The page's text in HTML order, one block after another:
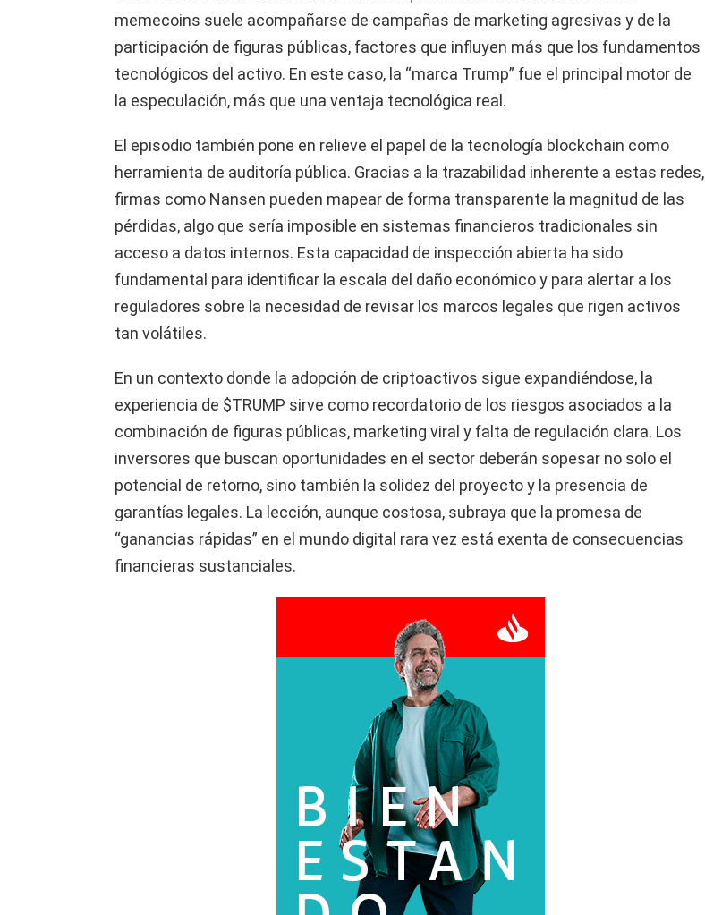
memecoins suele acompañarse de campañas de marketing agresivas y de la
participación de figuras públicas, factores que influyen más que los fundamentos
tecnológicos del activo. En este caso, la “marca Trump” fue el principal motor de
la especulación, más que una ventaja tecnológica real.
El episodio también pone en relieve el papel de la tecnología blockchain como
herramienta de auditoría pública. Gracias a la trazabilidad inherente a estas redes,
firmas como Nansen pueden mapear de forma transparente la magnitud de las
pérdidas, algo que sería imposible en sistemas financieros tradicionales sin
acceso a datos internos. Esta capacidad de inspección abierta ha sido
fundamental para identificar la escala del daño económico y para alertar a los
reguladores sobre la necesidad de revisar los marcos legales que rigen activos
tan volátiles.
En un contexto donde la adopción de criptoactivos sigue expandiéndose, la
experiencia de $TRUMP sirve como recordatorio de los riesgos asociados a la
combinación de figuras públicas, marketing viral y falta de regulación clara. Los
inversores que buscan oportunidades en el sector deberán sopesar no solo el
potencial de retorno, sino también la solidez del proyecto y la presencia de
garantías legales. La lección, aunque costosa, subraya que la promesa de
“ganancias rápidas” en el mundo digital rara vez está exenta de consecuencias
financieras sustanciales.